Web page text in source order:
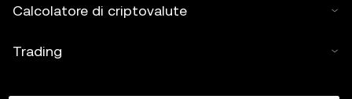
Calcolatore di criptovalute
Trading